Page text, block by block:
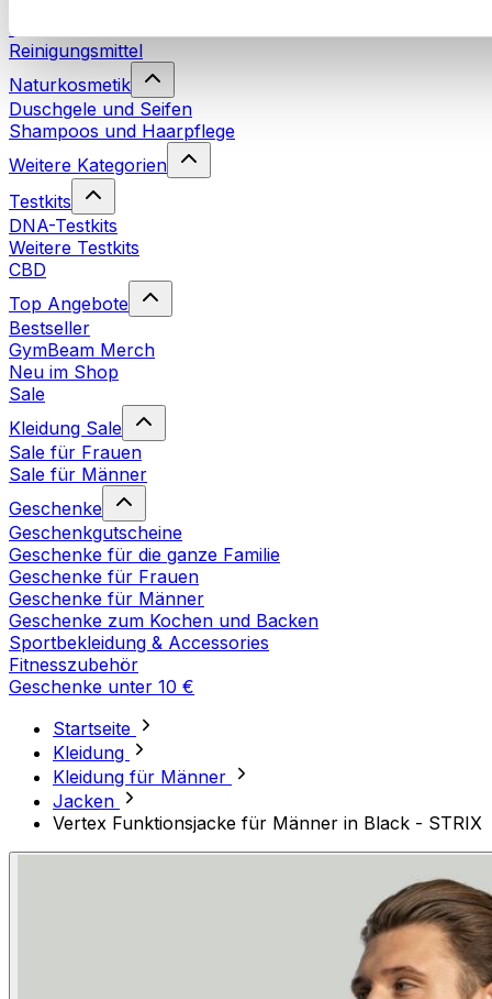
Waschmittel
Reinigungsmittel
Naturkosmetik
Duschgele und Seifen
Shampoos und Haarpflege
Weitere Kategorien
Testkits
DNA-Testkits
Weitere Testkits
CBD
Top Angebote
Bestseller
GymBeam Merch
Neu im Shop
Sale
Kleidung Sale
Sale für Frauen
Sale für Männer
Geschenke
Geschenkgutscheine
Geschenke für die ganze Familie
Geschenke für Frauen
Geschenke für Männer
Geschenke zum Kochen und Backen
Sportbekleidung & Accessories
Fitnesszubehör
Geschenke unter 10 €
Startseite
Kleidung
Kleidung für Männer
Jacken
Vertex Funktionsjacke für Männer in Black - STRIX